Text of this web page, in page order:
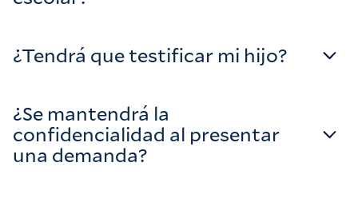
¿Tendrá que testificar mi hijo?
¿Se mantendrá la
confidencialidad al presentar
una demanda?